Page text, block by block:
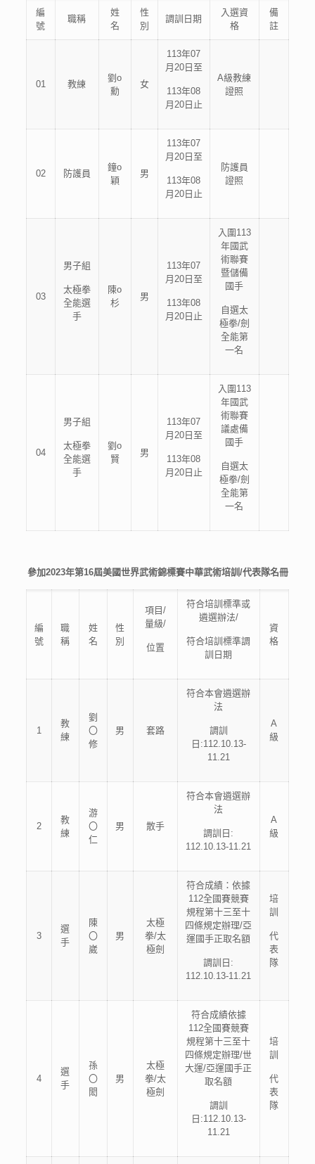
編
號
職稱
姓
名
性
別
調訓日期
入選資
格
備
註
01 教練
劉o
勳
女
113年07
月20日至
113年08
月20日止
A級教練
證照
02 防護員
鐘o
穎
男
113年07
月20日至
113年08
月20日止
防護員
證照
03
男子組
太極拳
全能選
手
陳o
杉
男
113年07
月20日至
113年08
月20日止
入圍113
年國武
術聯賽
暨儲備
國手
自選太
極拳/劍
全能第
一名
04
男子組
太極拳
全能選
手
劉o
賢
男
113年07
月20日至
113年08
月20日止
入圍113
年國武
術聯賽
議處備
國手
自選太
極拳/劍
全能第
一名
參加2023年第16屆美國世界武術錦標賽中華武術培訓/代表隊名冊
編
號
職
稱
姓
名
性
別
項目/
量級/
位置
符合培訓標準或
遴選辦法/
符合培訓標準調
訓日期
資
格
1
教
練
劉
〇
修
男 套路
符合本會遴選辦
法
調訓
日:112.10.13-
11.21
A
級
2
教
練
游
〇
仁
男 散手
符合本會遴選辦
法
調訓日:
112.10.13-11.21
A
級
3
選
手
陳
〇
崴
男
太極
拳/太
極劍
符合成績：依據
112全國賽競賽
規程第十三至十
四條規定辦理/亞
運國手正取名額
調訓日:
112.10.13-11.21
培
訓
代
表
隊
4
選
手
孫
〇
閎
男
太極
拳/太
極劍
符合成績依據
112全國賽競賽
規程第十三至十
四條規定辦理/世
大運/亞運國手正
取名額
調訓
日:112.10.13-
11.21
培
訓
代
表
隊